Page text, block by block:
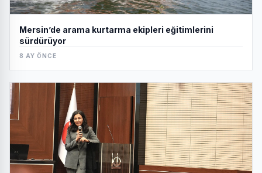
Mersin’de arama kurtarma ekipleri eğitimlerini
sürdürüyor
8 AY ÖNCE